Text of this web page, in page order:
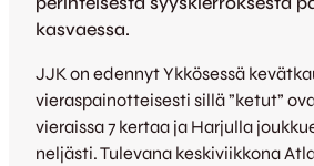
kasvaessa.
JJK on edennyt Ykkösessä
vieraspainotteisesti sillä ”ketut”
vieraissa 7 kertaa ja Harjulla
neljästi. Tulevana keskiviikkona